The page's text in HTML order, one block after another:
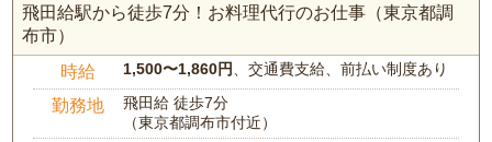
飛田給駅から徒歩7分！お料理代行のお仕事（東京都調
布市）
時給 1,500〜1,860円 、交通費支給、前払い制度あり
勤務地
飛田給 徒歩7分
（東京都調布市付近）